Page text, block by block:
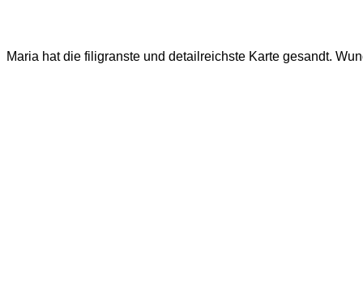
Maria hat die filigranste und detailreichste Karte gesandt.